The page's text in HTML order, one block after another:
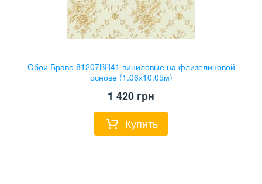
Обои Браво 81207BR41 виниловые на флизелиновой
основе (1,06х10,05м)
1 420 грн
Купить